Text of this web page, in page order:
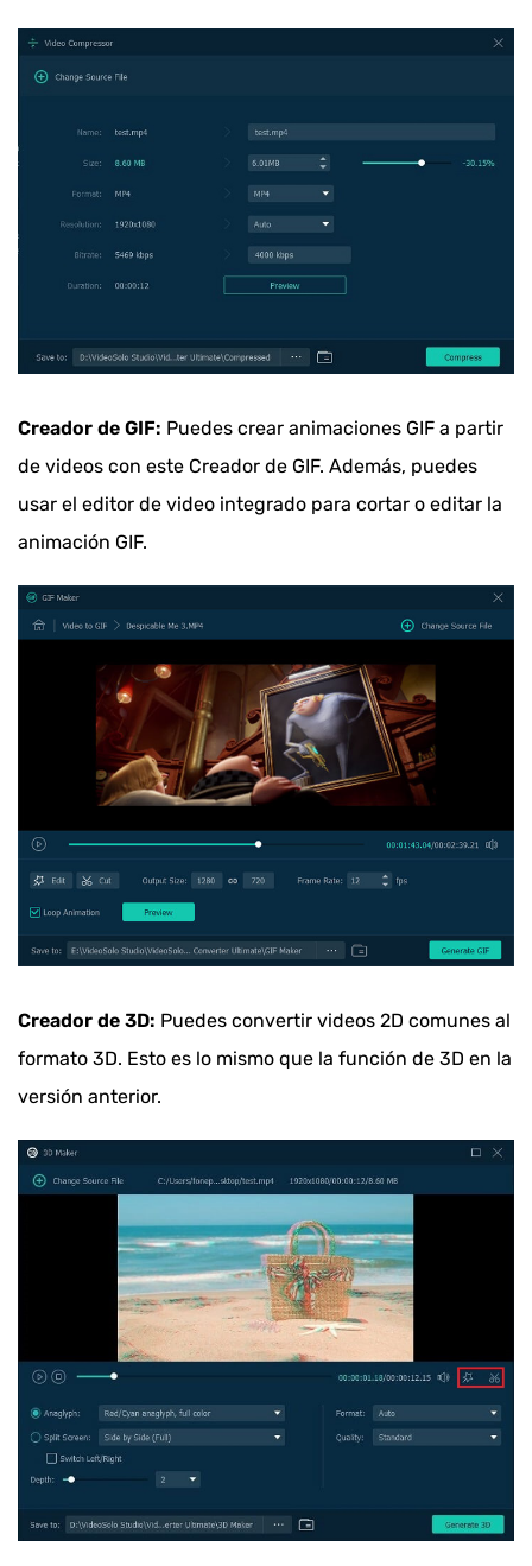
Creador de GIF: Puedes crear animaciones GIF a partir
de videos con este Creador de GIF. Además, puedes
usar el editor de video integrado para cortar o editar la
animación GIF.
Creador de 3D: Puedes convertir videos 2D comunes al
formato 3D. Esto es lo mismo que la función de 3D en la
versión anterior.